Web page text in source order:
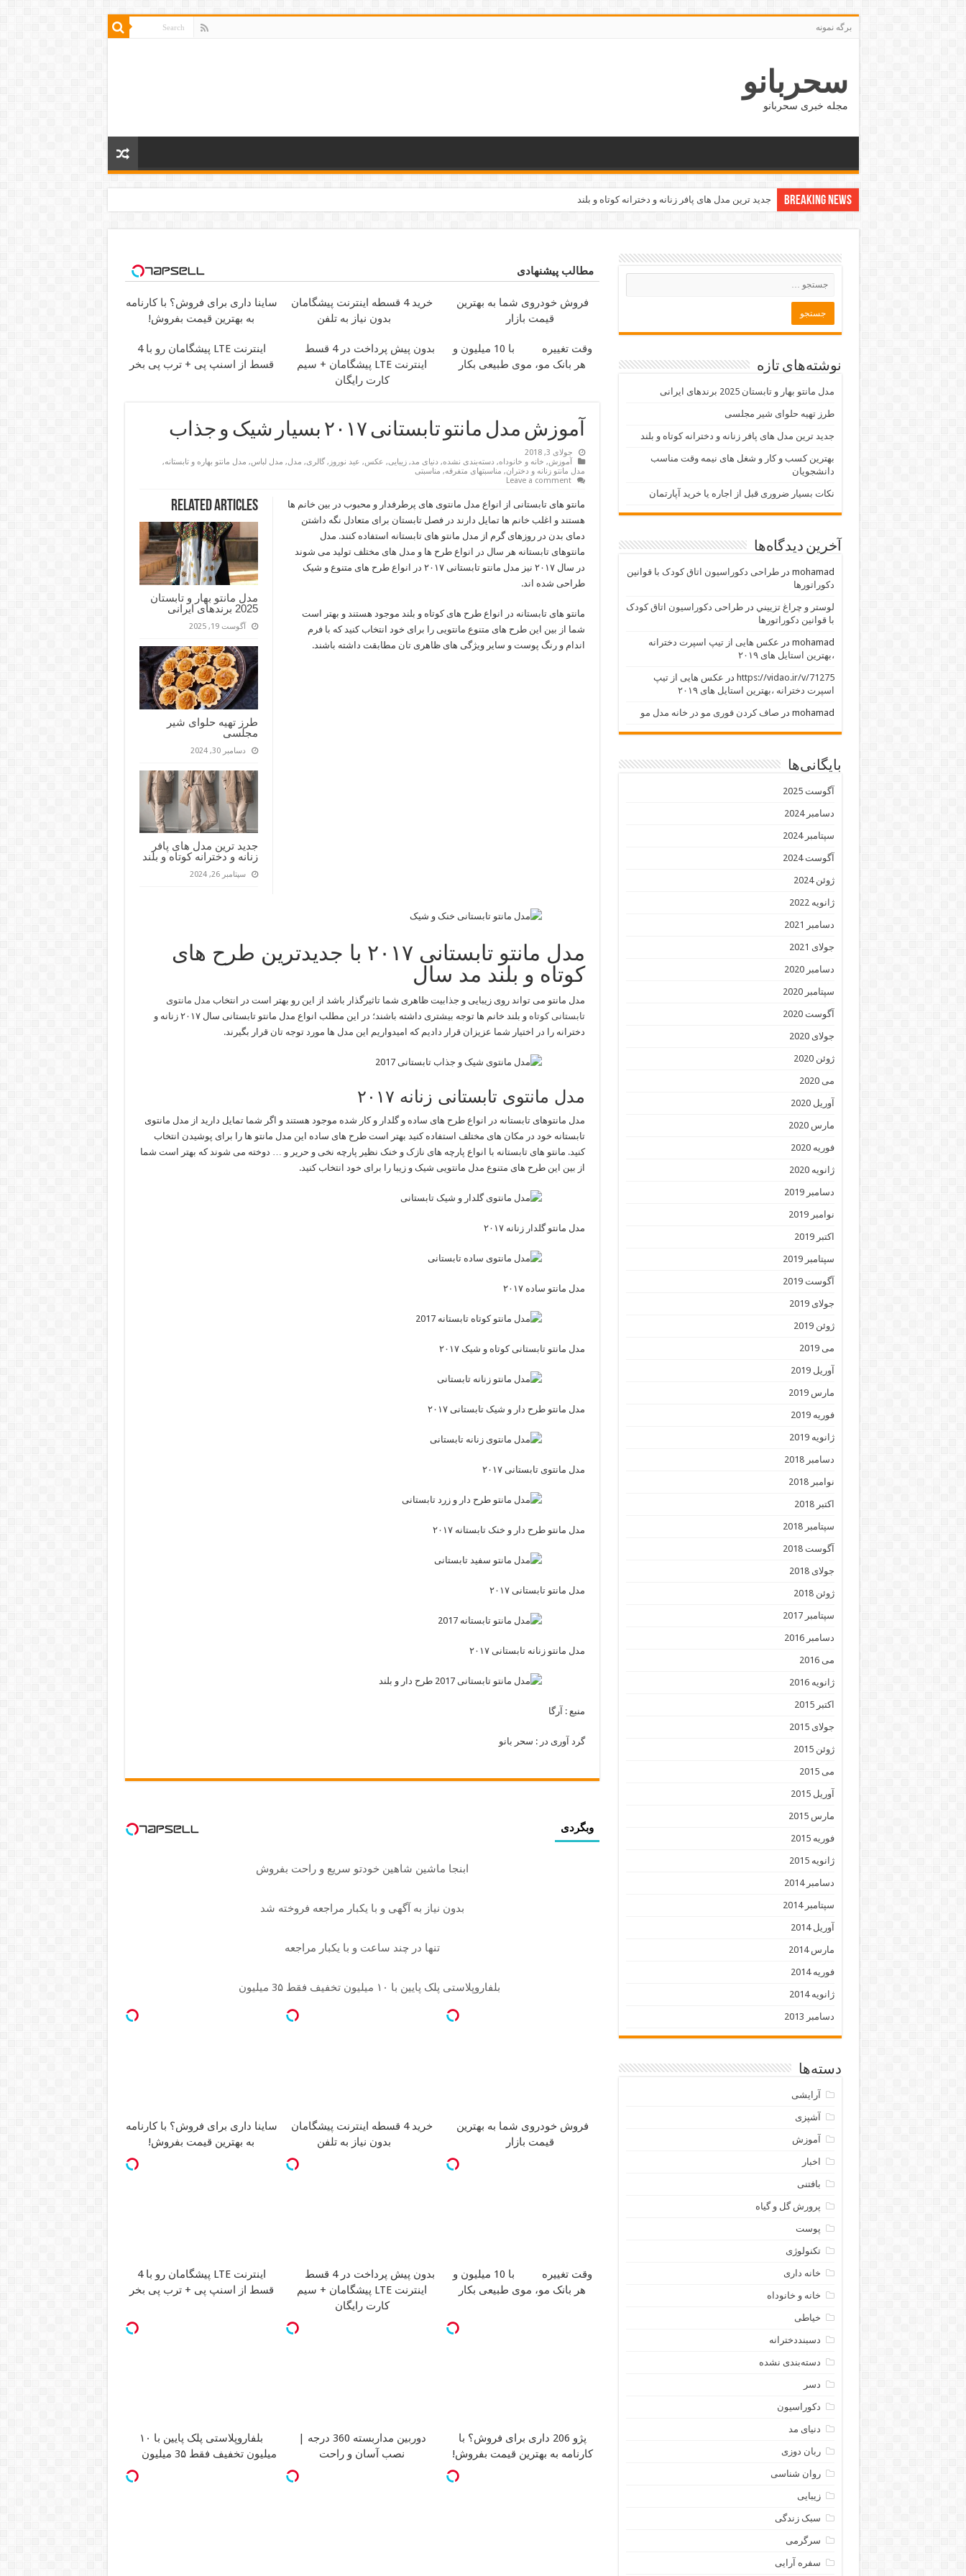
برگه نمونه
سحربانو
مجله خبری سحربانو
Breaking News جدید ترین مدل های پافر زنانه و دخترانه کوتاه و بلند
بهترین کسب و کار و شغل های نیمه وقت مناسب دانشجویان
مطالب پیشنهادی
فروش خودروی شما به بهترین
قیمت بازار
خرید 4 قسطه اینترنت پیشگامان
بدون نیاز به تلفن
ساینا داری برای فروش؟ با کارنامه
به بهترین قیمت بفروش!
وقت تغییره
با 10 میلیون و
هر بانک مو، موی طبیعی بکار
بدون پیش پرداخت در 4 قسط
اینترنت LTE پیشگامان + سیم
کارت رایگان
اینترنت LTE پیشگامان رو با 4
قسط از اسنپ پی + ترب پی بخر
آموزش مدل مانتو تابستانی ۲۰۱۷ بسیار شیک و جذاب
جولای 3, 2018
آموزش, خانه و خانوداه, دسته‌بندی نشده, دنیای مد,زیبایی, عکس, عید نوروز ,گالری, مدل, مدل لباس, مدل مانتو بهاره و تابستانه,
مدل مانتو زنانه و دختران, مناسبتهای متفرقه, مناسبتی
Leave a comment
Related Articles
مدل مانتو بهار و تابستان
2025 برندهای ایرانی
آگوست 19, 2025
طرز تهیه حلوای شیر
مجلسی
دسامبر 30, 2024
جدید ترین مدل های پافر
زنانه و دخترانه کوتاه و بلند
سپتامبر 26, 2024
مانتو های تابستانی از انواع مدل مانتوی های پرطرفدار و محبوب در بین خانم ها
هستند و اغلب خانم ها تمایل دارند در فصل تابستان برای متعادل نگه داشتن
دمای بدن در روزهای گرم از مدل مانتو های تابستانه استفاده کنند. مدل
مانتوهای تابستانه هر سال در انواع طرح ها و مدل های مختلف تولید می شوند
در سال ۲۰۱۷ نیز مدل مانتو تابستانی ۲۰۱۷ در انواع طرح های متنوع و شیک
طراحی شده اند.
مانتو های تابستانه در انواع طرح های کوتاه و بلند موجود هستند و بهتر است
شما از بین این طرح های متنوع مانتویی را برای خود انتخاب کنید که با فرم
اندام و رنگ پوست و سایر ویژگی های ظاهری تان مطابقت داشته باشند.
مدل مانتو تابستانی ۲۰۱۷ با جدیدترین طرح های
کوتاه و بلند مد سال
مدل مانتو می تواند روی زیبایی و جذابیت ظاهری شما تاثیرگذار باشد از این رو بهتر است در انتخاب مدل مانتوی
تابستانی کوتاه
و بلند خانم ها توجه بیشتری داشته باشند؛ در این مطلب انواع مدل مانتو تابستانی سال ۲۰۱۷ زنانه و
دخترانه را در اختیار شما عزیزان قرار دادیم که امیدواریم این مدل ها مورد توجه تان قرار بگیرند.
مدل مانتوی تابستانی زنانه ۲۰۱۷
مدل مانتوهای تابستانه در انواع طرح های ساده و گلدار و کار شده موجود هستند و اگر شما تمایل دارید از مدل مانتوی
تابستانه خود در مکان های مختلف استفاده کنید بهتر است طرح های ساده این مدل مانتو ها را برای پوشیدن انتخاب
کنید. مانتو های تابستانه با انواع پارچه های نازک و خنک نظیر پارچه نخی و حریر و … دوخته می شوند که بهتر است شما
از بین این طرح های متنوع مدل مانتویی شیک و زیبا را برای خود انتخاب کنید.
مدل مانتو گلدار زنانه ۲۰۱۷
مدل مانتو ساده ۲۰۱۷
مدل مانتو تابستانی کوتاه و شیک ۲۰۱۷
مدل مانتو طرح دار و شیک تابستانی ۲۰۱۷
مدل مانتوی تابستانی ۲۰۱۷
مدل مانتو طرح دار و خنک تابستانه ۲۰۱۷
مدل مانتو تابستانی ۲۰۱۷
مدل مانتو زنانه تابستانی ۲۰۱۷
منبع : آرگا
گرد آوری در : سحر بانو
وبگردی
ابنجا ماشین شاهین خودتو سریع و راحت بفروش
بدون نیاز به آگهی و با یکبار مراجعه فروخته شد
تنها در چند ساعت و با یکبار مراجعه
بلفاروپلاستی پلک پایین با ۱۰ میلیون تخفیف فقط 3۵ میلیون
فروش خودروی شما به بهترین
قیمت بازار
خرید 4 قسطه اینترنت پیشگامان
بدون نیاز به تلفن
ساینا داری برای فروش؟ با کارنامه
به بهترین قیمت بفروش!
وقت تغییره
با 10 میلیون و
هر بانک مو، موی طبیعی بکار
بدون پیش پرداخت در 4 قسط
اینترنت LTE پیشگامان + سیم
کارت رایگان
اینترنت LTE پیشگامان رو با 4
قسط از اسنپ پی + ترب پی بخر
پژو 206 داری برای فروش؟ با
کارنامه به بهترین قیمت بفروش!
دوربین مداربسته 360 درجه |
نصب آسان و راحت
بلفاروپلاستی پلک پایین با ۱۰
میلیون تخفیف فقط 3۵ میلیون
نوشته‌های تازه
مدل مانتو بهار و تابستان 2025 برندهای ایرانی
طرز تهیه حلوای شیر مجلسی
جدید ترین مدل های پافر زنانه و دخترانه کوتاه و بلند
بهترین کسب و کار و شغل های نیمه وقت مناسب
دانشجویان
نکات بسیار ضروری قبل از اجاره یا خرید آپارتمان
آخرین دیدگاه‌ها
mohamad درطراحی دکوراسیون اتاق کودک با قوانین
دکوراتورها
لوستر و چراغ تزييني درطراحی دکوراسیون اتاق کودک
با قوانین دکوراتورها
mohamad در عکس هایی از تیپ اسپرت دخترانه
،بهترین استایل های ۲۰۱۹
https://vidao.ir/v/71275 در عکس هایی از تیپ
اسپرت دخترانه ،بهترین استایل های ۲۰۱۹
mohamad در صاف کردن فوری مو در خانه مدل مو
بایگانی‌ها
آگوست 2025
دسامبر 2024
سپتامبر 2024
آگوست 2024
ژوئن 2024
ژانویه 2022
دسامبر 2021
جولای 2021
دسامبر 2020
سپتامبر 2020
آگوست 2020
جولای 2020
ژوئن 2020
می 2020
آوریل 2020
مارس 2020
فوریه 2020
ژانویه 2020
دسامبر 2019
نوامبر 2019
اکتبر 2019
سپتامبر 2019
آگوست 2019
جولای 2019
ژوئن 2019
می 2019
آوریل 2019
مارس 2019
فوریه 2019
ژانویه 2019
دسامبر 2018
نوامبر 2018
اکتبر 2018
سپتامبر 2018
آگوست 2018
جولای 2018
ژوئن 2018
سپتامبر 2017
دسامبر 2016
می 2016
ژانویه 2016
اکتبر 2015
جولای 2015
ژوئن 2015
می 2015
آوریل 2015
مارس 2015
فوریه 2015
ژانویه 2015
دسامبر 2014
سپتامبر 2014
آوریل 2014
مارس 2014
فوریه 2014
ژانویه 2014
دسامبر 2013
دسته‌ها
آرایشی
آشپزی
آموزش
اخبار
بافتنی
پرورش گل و گیاه
پوست
تکنولوژی
خانه داری
خانه و خانوداه
خیاطی
دسبنددخترانه
دسته‌بندی نشده
دسر
دکوراسیون
دنیای مد
ربان دوزی
روان شناسی
زیبایی
سبک زندگی
سرگرمی
سفره آرایی